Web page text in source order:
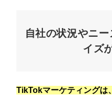
自社の状況やニ
イズ
TikTokマーケティングは